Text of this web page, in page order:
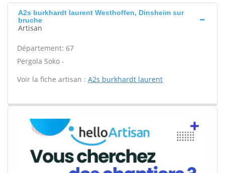
A2s burkhardt laurent Westhoffen, Dinsheim sur
bruche
Artisan
Département: 67
Pergola Soko -
Voir la fiche artisan : A2s burkhardt laurent